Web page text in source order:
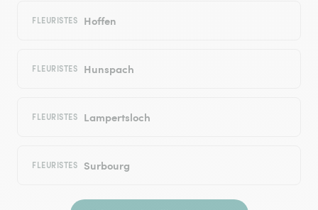
FLEURISTES Hoffen
FLEURISTES Hunspach
FLEURISTES Lampertsloch
FLEURISTES Surbourg